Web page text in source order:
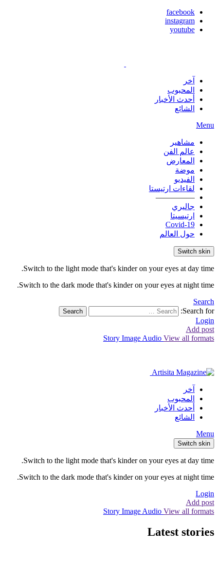
facebook
instagram
youtube
آخر
المحبوب
أحدث الأخبار
الشائع
Menu
مشاهير
عالم الفن
المعارض
موضة
الفيديو
لقاءات ارتيستا
—————
جاليري
ارتيسيتا
Covid-19
حول العالم
Switch skin
Switch to the light mode that's kinder on your eyes at day time.
Switch to the dark mode that's kinder on your eyes at night time.
Search
Search for:
Search
Login
Add post
Story Image Audio View all formats
آخر
المحبوب
أحدث الأخبار
الشائع
Menu
Switch skin
Switch to the light mode that's kinder on your eyes at day time.
Switch to the dark mode that's kinder on your eyes at night time.
Login
Add post
Story Image Audio View all formats
Latest stories